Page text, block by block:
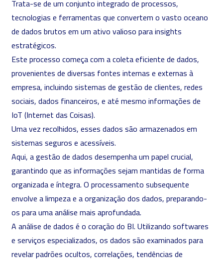
Trata-se de um conjunto integrado de processos,
tecnologias e ferramentas que convertem o vasto oceano
de dados brutos em um ativo valioso para insights
estratégicos.
Este processo começa com a coleta eficiente de dados,
provenientes de diversas fontes internas e externas à
empresa, incluindo sistemas de gestão de clientes, redes
sociais, dados financeiros, e até mesmo informações de
IoT (Internet das Coisas).
Uma vez recolhidos, esses dados são armazenados em
sistemas seguros e acessíveis.
Aqui, a gestão de dados desempenha um papel crucial,
garantindo que as informações sejam mantidas de forma
organizada e íntegra. O processamento subsequente
envolve a limpeza e a organização dos dados, preparando-
os para uma análise mais aprofundada.
A análise de dados é o coração do BI. Utilizando softwares
e serviços especializados, os dados são examinados para
revelar padrões ocultos, correlações, tendências de